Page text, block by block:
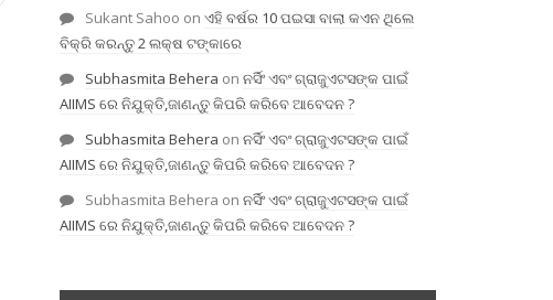
Sukant Sahoo on ଏହି ବର୍ଷର 10 ପଇସା ବାଲା କଏନ ଥିଲେ
ବିକ୍ରି କରନ୍ତୁ 2 ଲକ୍ଷ ଟଙ୍କାରେ
Subhasmita Behera on ନର୍ସିଂ ଏବଂ ଗ୍ରାଜୁଏଟସଙ୍କ ପାଇଁ
AIIMS ରେ ନିଯୁକ୍ତି,ଜାଣନ୍ତୁ କିପରି କରିବେ ଆବେଦନ ?
Subhasmita Behera on ନର୍ସିଂ ଏବଂ ଗ୍ରାଜୁଏଟସଙ୍କ ପାଇଁ
AIIMS ରେ ନିଯୁକ୍ତି,ଜାଣନ୍ତୁ କିପରି କରିବେ ଆବେଦନ ?
Subhasmita Behera on ନର୍ସିଂ ଏବଂ ଗ୍ରାଜୁଏଟସଙ୍କ ପାଇଁ
AIIMS ରେ ନିଯୁକ୍ତି,ଜାଣନ୍ତୁ କିପରି କରିବେ ଆବେଦନ ?